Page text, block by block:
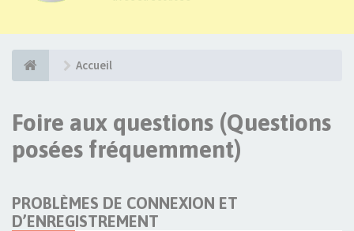
Accueil
Foire aux questions (Questions
posées fréquemment)
PROBLÈMES DE CONNEXION ET
D’ENREGISTREMENT